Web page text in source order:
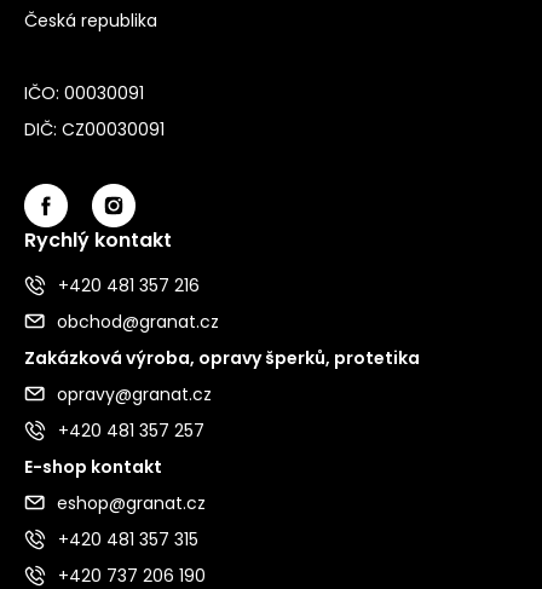
Česká republika
IČO: 00030091
DIČ: CZ00030091
Rychlý kontakt
+420 481 357 216
obchod@granat.cz
Zakázková výroba, opravy šperků, protetika
opravy@granat.cz
+420 481 357 257
E-shop kontakt
eshop@granat.cz
+420 481 357 315
+420 737 206 190